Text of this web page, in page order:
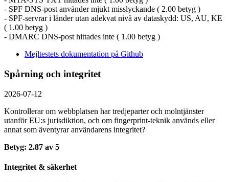
- SPF DNS-post använder mjukt misslyckande ( 2.00 betyg )
- SPF-servrar i länder utan adekvat nivå av dataskydd: US, AU, KE
( 1.00 betyg )
- DMARC DNS-post hittades inte ( 1.00 betyg )
Mejltestets dokumentation på Github
Spårning och integritet
2026-07-12
Kontrollerar om webbplatsen har tredjeparter och molntjänster
utanför EU:s jurisdiktion, och om fingerprint-teknik används eller
annat som äventyrar användarens integritet?
Betyg: 2.87 av 5
Integritet & säkerhet